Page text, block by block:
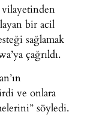
vilayetinden
bir acil
sağlamak
çağrıldı.
ve onlara
söyledi.